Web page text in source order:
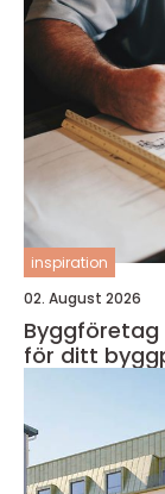
inspiration
02. August 2026
Byggföretag tjörn så väljer
för ditt